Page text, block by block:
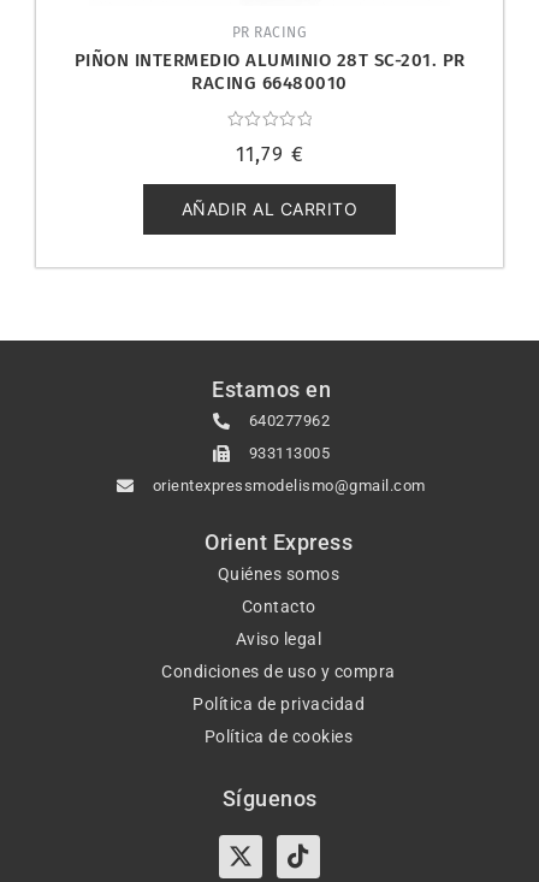
PR RACING
PIÑON INTERMEDIO ALUMINIO 28T SC-201. PR
RACING 66480010
con
de
5
11,79 €
AÑADIR AL CARRITO
Estamos en
640277962
933113005
orientexpressmodelismo@gmail.com
Orient Express
Quiénes somos
Contacto
Aviso legal
Condiciones de uso y compra
Política de privacidad
Política de cookies
Síguenos
X-
twitter
Tiktok
InstagramFacebook